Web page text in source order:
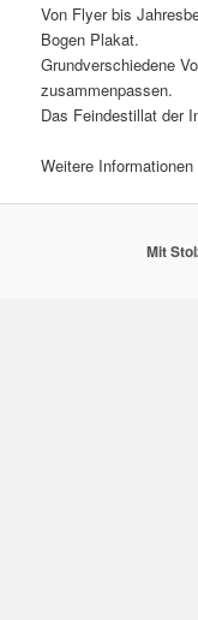
Von Flyer bis
Bogen Plakat.
Grundverschiedene
zusammenpassen.
Das Feindestillat der
Weitere
Mit